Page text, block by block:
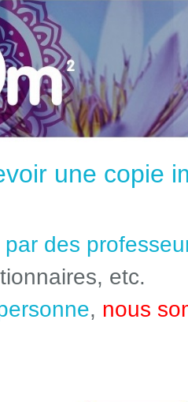
une copie
par des
etc.
, nous